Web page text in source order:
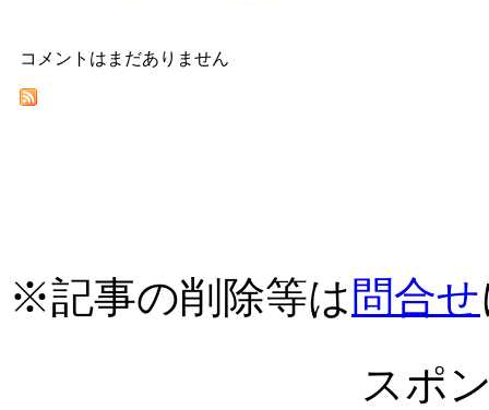
コメントはまだありません
※記事の削除等は 問合せ
スポ